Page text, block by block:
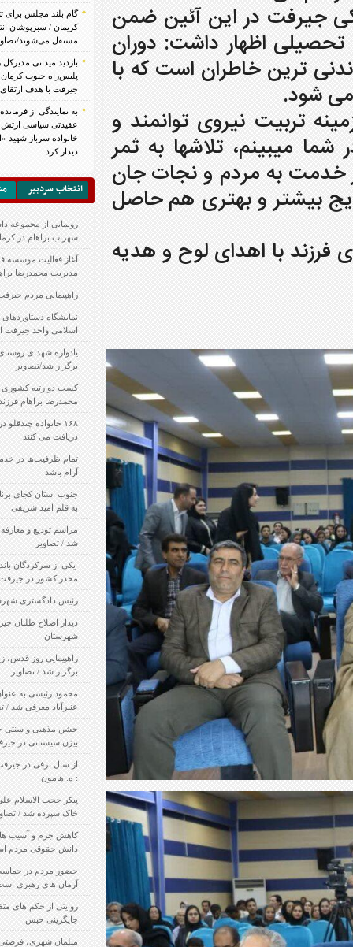
آئین ضمن
دوران
است که با
توانمند و
به ثمر
و نجات جان
هم حاصل
لوح و هدیه
گام بلند مجلس برای تثبیت امنیت پایدار در دیار
کریمان / سبزپوشان انتظامی در جنوب کرمان
مستقل می‌شوند/تصاویر
بازدید میدانی مدیرکل راهداری و فرمانده قرارگاه
پلیس‌راه جنوب کرمان از محورهای مواصلاتی
به نمایندگی از فرمانده کل ارتش؛رئیس سازمان
عقیدتی سیاسی ارتش جمهوری اسلامی ایران با
خانواده سرباز شهید «ابوالفضل ملایی» در عنبرآباد
دیدار کرد
انتخاب سردبير مشكلات شهر
رونمایی از مجموعه داستان “خاطرخواه” اثر
آغاز فعالیت موسسه فرهنگی و هنری تمدن جاوید با
نمایشگاه دستاوردهای پژوهشی دانشگاه آزاد
اسلامی واحد جیرفت افتتاح شد/تصاویر
یادواره شهدای روستای رومرز بخش مرکزی جیرفت
برگزار شد/تصاویر
کسب دو رتبه کشوری در شعر نو و عکس توسط
محمدرضا براهام فرزند جیرفت
۱۶۸ خانواده چندقلو در جیرفت از بهزیستی خدمات
دریافت می کنند
تمام ظرفیت‌ها در خدمت ایجاد انتخاباتی پرشور و
آرام باشد
جنوب استان کجای برنامه های توسعه قرار دارد؟!/
به قلم امید شریفی
مراسم تودیع و معارفه فرماندار رودبار جنوب برگزار
شد / تصاویر
‍ یکی از سرکردگان باندهای عمده قاچاق مسلح مواد
مخدر کشور در جیرفت بازداشت شد
رئیس دادگستری شهرستان جیرفت معرفی شد
دیدار اصلاح طلبان جیرفت با امام جمعه این
شهرستان
راهپیمایی روز قدس، زیر آفتاب سوزان جیرفت
برگزار شد / تصاویر
محمود رئیسی به عنوان سرپرست فرمانداری
عنبرآباد معرفی شد / تصاویر
جشن مذهبی و سنتی ختنه سوران توسط خانواده
بیژن سیستانی در جیرفت برگزار شد / تصاویر
از سال برفی در جیرفت تا جشنواره برف / نویسنده
: ه. هامون
پیکر حجت الاسلام علی زادسر جیرفتی تشییع و به
خاک سپرده شد / تصاویر
کاهش جرم و آسیب های اجتماعی در گرو افزایش
دانش حقوقی مردم است
حضور مردم در حماسه نهم دی حمایت از انقلاب و
روایتی از حکم های متفاوت قاضی کرمانی در
جایگزینی حبس
مبلمان شهری، فرصتی بزرگ برای تحول سازی و